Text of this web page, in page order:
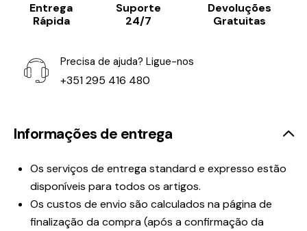
Entrega
Rápida
Suporte
24/7
Devoluções
Gratuitas
Precisa de ajuda? Ligue-nos
+351 295 416 480
Informações de entrega
Os serviços de entrega standard e expresso estão
disponíveis para todos os artigos.
Os custos de envio são calculados na página de
finalização da compra (após a confirmação da